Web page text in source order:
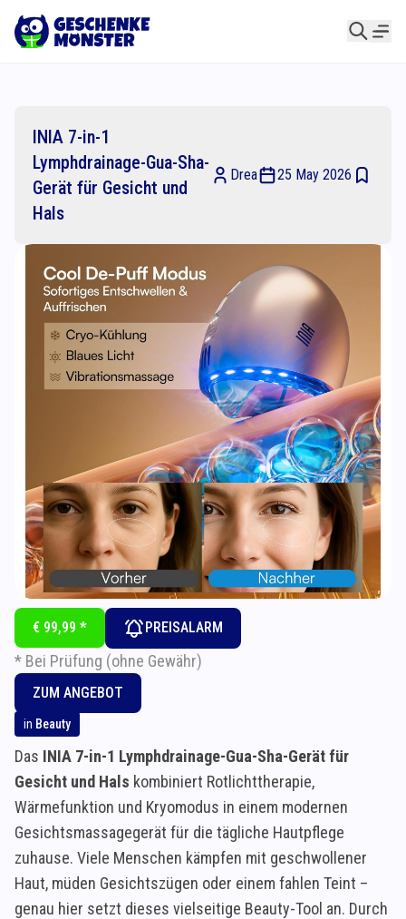
INIA 7-in-1
Lymphdrainage-Gua-Sha-
Gerät für Gesicht und
Hals
Drea 25 May 2026
€ 99,99 * PREISALARM
* Bei Prüfung (ohne Gewähr)
ZUM ANGEBOT
in Beauty
Das INIA 7-in-1 Lymphdrainage-Gua-Sha-Gerät für
Gesicht und Hals kombiniert Rotlichttherapie,
Wärmefunktion und Kryomodus in einem modernen
Gesichtsmassagegerät für die tägliche Hautpflege
zuhause. Viele Menschen kämpfen mit geschwollener
Haut, müden Gesichtszügen oder einem fahlen Teint –
genau hier setzt dieses vielseitige Beauty-Tool an. Durch